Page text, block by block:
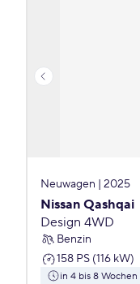
Neuwagen | 2025
Nissan Qashqai
Design 4WD
Benzin
158 PS (116 kW)
in 4 bis 8 Wochen